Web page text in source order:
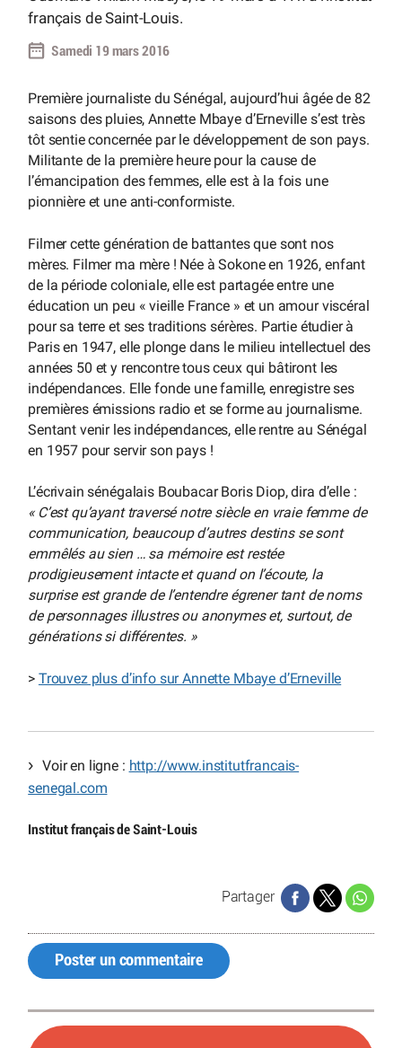
français de Saint-Louis.
Samedi 19 mars 2016
Première journaliste du Sénégal, aujourd’hui âgée de 82
saisons des pluies, Annette Mbaye d’Erneville s’est très
tôt sentie concernée par le développement de son pays.
Militante de la première heure pour la cause de
l’émancipation des femmes, elle est à la fois une
pionnière et une anti-conformiste.
Filmer cette génération de battantes que sont nos
mères. Filmer ma mère ! Née à Sokone en 1926, enfant
de la période coloniale, elle est partagée entre une
éducation un peu « vieille France » et un amour viscéral
pour sa terre et ses traditions sérères. Partie étudier à
Paris en 1947, elle plonge dans le milieu intellectuel des
années 50 et y rencontre tous ceux qui bâtiront les
indépendances. Elle fonde une famille, enregistre ses
premières émissions radio et se forme au journalisme.
Sentant venir les indépendances, elle rentre au Sénégal
en 1957 pour servir son pays !
L’écrivain sénégalais Boubacar Boris Diop, dira d’elle :
« C’est qu’ayant traversé notre siècle en vraie femme de
communication, beaucoup d’autres destins se sont
emmêlés au sien … sa mémoire est restée
prodigieusement intacte et quand on l’écoute, la
surprise est grande de l’entendre égrener tant de noms
de personnages illustres ou anonymes et, surtout, de
générations si différentes. »
> Trouvez plus d’info sur Annette Mbaye d’Erneville
Voir en ligne : http://www.institutfrancais-
senegal.com
Institut français de Saint-Louis
Partager
Poster un commentaire